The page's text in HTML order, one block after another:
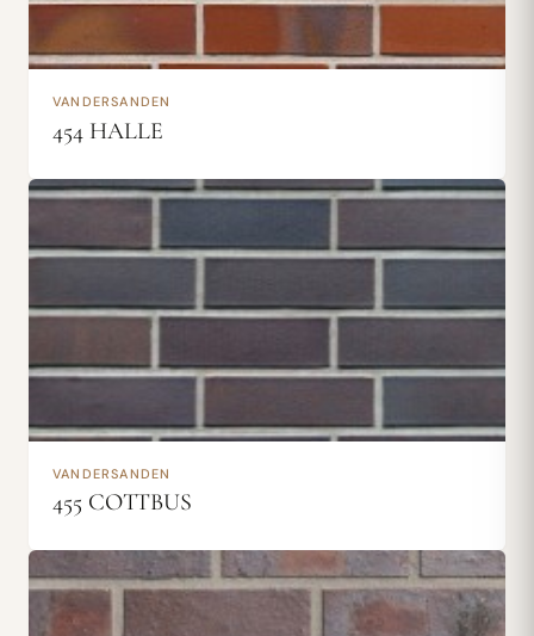
VANDERSANDEN
454 HALLE
VANDERSANDEN
455 COTTBUS